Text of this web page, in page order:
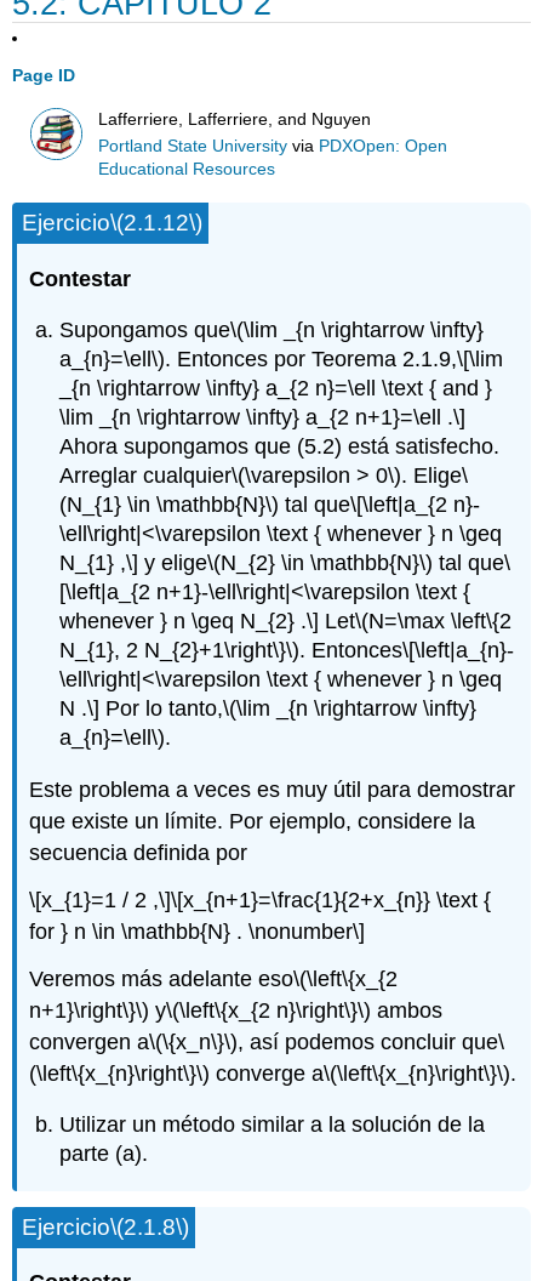
Page ID
Lafferriere, Lafferriere, and Nguyen
Portland State University via PDXOpen: Open
Educational Resources
Ejercicio\(2.1.12\)
Contestar
Supongamos que\(\lim _{n \rightarrow \infty}
a_{n}=\ell\). Entonces por Teorema 2.1.9,\[\lim
_{n \rightarrow \infty} a_{2 n}=\ell \text { and }
\lim _{n \rightarrow \infty} a_{2 n+1}=\ell .\]
Ahora supongamos que (5.2) está satisfecho.
Arreglar cualquier\(\varepsilon > 0\). Elige\
(N_{1} \in \mathbb{N}\) tal que\[\left|a_{2 n}-
\ell\right|<\varepsilon \text { whenever } n \geq
N_{1} ,\] y elige\(N_{2} \in \mathbb{N}\) tal que\
[\left|a_{2 n+1}-\ell\right|<\varepsilon \text {
whenever } n \geq N_{2} .\] Let\(N=\max \left\{2
N_{1}, 2 N_{2}+1\right\}\). Entonces\[\left|a_{n}-
\ell\right|<\varepsilon \text { whenever } n \geq
N .\] Por lo tanto,\(\lim _{n \rightarrow \infty}
a_{n}=\ell\).
Este problema a veces es muy útil para demostrar
que existe un límite. Por ejemplo, considere la
secuencia definida por
\[x_{1}=1 / 2 ,\]\[x_{n+1}=\frac{1}{2+x_{n}} \text {
for } n \in \mathbb{N} . \nonumber\]
Veremos más adelante eso\(\left\{x_{2
n+1}\right\}\) y\(\left\{x_{2 n}\right\}\) ambos
convergen a\(\{x_n\}\), así podemos concluir que\
(\left\{x_{n}\right\}\) converge a\(\left\{x_{n}\right\}\).
Utilizar un método similar a la solución de la
parte (a).
Ejercicio\(2.1.8\)